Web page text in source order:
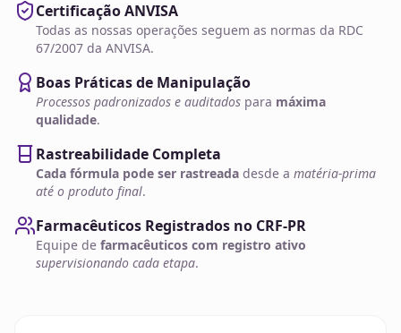
Certificação ANVISA
Todas as nossas operações seguem as normas da RDC
67/2007 da ANVISA.
Boas Práticas de Manipulação
Processos padronizados e auditados para máxima
qualidade.
Rastreabilidade Completa
Cada fórmula pode ser rastreada desde a matéria-prima
até o produto final.
Farmacêuticos Registrados no CRF-PR
Equipe de farmacêuticos com registro ativo
supervisionando cada etapa.